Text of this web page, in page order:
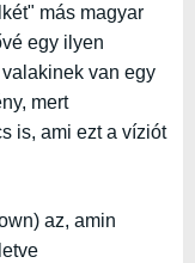
más magyar
egy ilyen
van egy
mert
is, ami ezt a víziót
az, amin